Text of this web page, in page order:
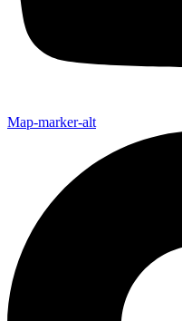
Map-marker-alt